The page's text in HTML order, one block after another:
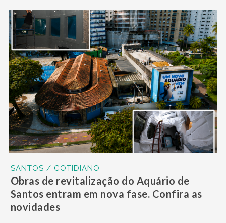
SANTOS / COTIDIANO
Obras de revitalização do Aquário de
Santos entram em nova fase. Confira as
novidades